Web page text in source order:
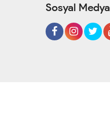
Sosyal Medya